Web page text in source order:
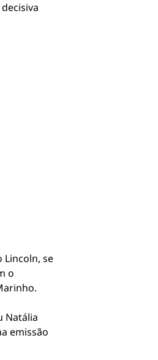
Lincoln, se
o
Natália
emissão